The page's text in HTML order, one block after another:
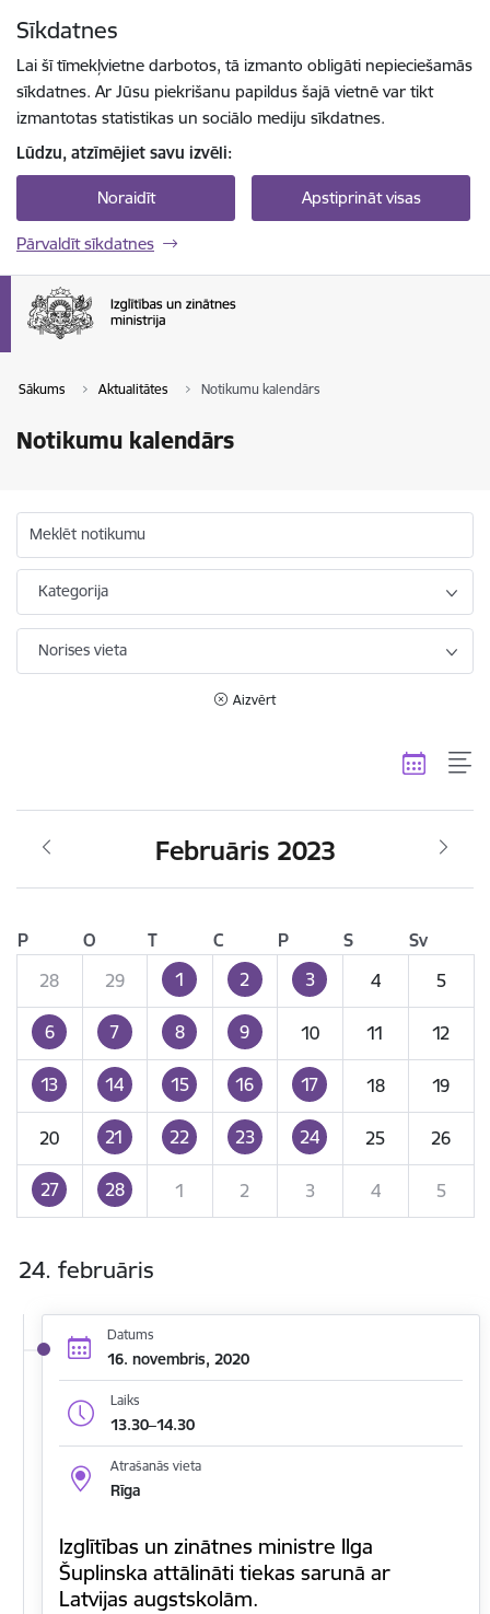
Sīkdatnes
Lai šī tīmekļvietne darbotos, tā izmanto obligāti nepieciešamās
sīkdatnes. Ar Jūsu piekrišanu papildus šajā vietnē var tikt
izmantotas statistikas un sociālo mediju sīkdatnes.
Lūdzu, atzīmējiet savu izvēli:
Noraidīt Apstiprināt visas
Pārvaldīt sīkdatnes
Sākums Aktualitātes Notikumu kalendārs
Notikumu kalendārs
Meklēt notikumu
Kategorija
Norises vieta
Aizvērt
Februāris 2023
P O T C P S
Sv
28
29 1 2 3 4 5
6 7 8 9 10 11 12
13 14 15 16 17 18 19
20 21 22 23 24 25 26
27 28 1 2 3 4 5
24. februāris
Datums
16. novembris, 2020
Laiks
13.30–14.30
Atrašanās vieta
Rīga
Izglītības un zinātnes ministre Ilga
Šuplinska attālināti tiekas sarunā ar
Latvijas augstskolām.